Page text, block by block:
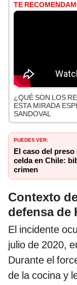
TE
¿QUÉ SON LOS
ESTA MIRADA
SANDOVAL
PUEDES VER:
El caso del
celda en Chile:
crimen
Contexto
defensa de
El incidente
julio de 2020,
Durante el
de la cocina y